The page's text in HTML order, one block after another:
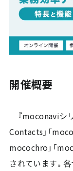
開催概要
『moconaviシ
Contacts」「
mocochro」「
されています。